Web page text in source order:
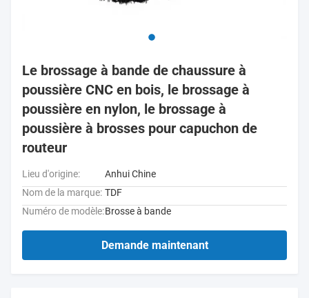
Le brossage à bande de chaussure à
poussière CNC en bois, le brossage à
poussière en nylon, le brossage à
poussière à brosses pour capuchon de
routeur
Lieu d'origine:
Anhui Chine
Nom de la marque: TDF
Numéro de modèle:Brosse à bande
Demande maintenant